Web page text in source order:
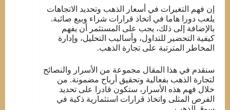
إن فهم التغيرات في أسعار الذهب وتحديد الاتجاهات
يلعب دورا هاما في اتخاذ قرارات شراء وبيع صائبة.
بالإضافة إلى ذلك، يجب على المستثمر أن يفهم
كيفية التحضير للتداول، وأساليب التحليل، وإدارة
المخاطر المترتبة على تجارة الذهب.
سنقدم في هذا المقال مجموعة من الأسرار والنصائح
لتجارة الذهب بفعالية وتحقيق أرباح مضمونة. من
خلال فهم هذه الأسرار، ستكون قادرا على تحديد
الفرص المثلى واتخاذ قرارات استثمارية ذكية في